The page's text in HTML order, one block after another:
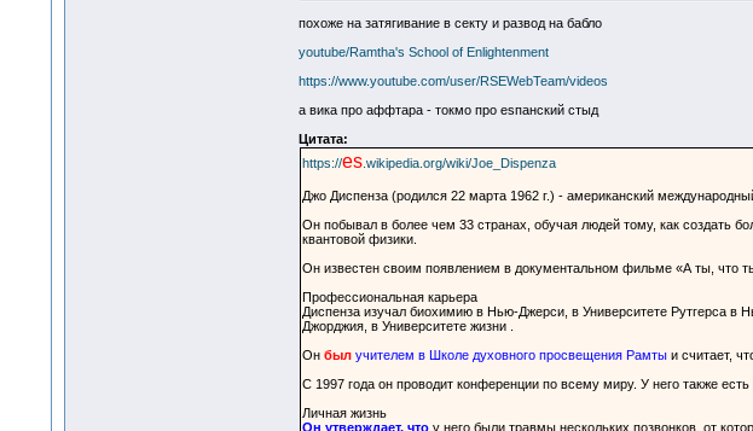
похоже на затягивание в секту и развод на бабло
youtube/Ramtha's School of Enlightenment
https://www.youtube.com/user/RSEWebTeam/videos
а вика про аффтара - токмо про esпанский стыд
Цитата:
https://es.wikipedia.org/wiki/Joe_Dispenza
Джо Диспенза (родился 22 марта 1962 г.) - американский
Он побывал в более чем 33 странах, обучая людей тому, как создать
квантовой физики.
Он известен своим появлением в документальном фильме «А ты, что
Профессиональная карьера
Диспенза изучал биохимию в Нью-Джерси, в Университете Рутгерса в
Джорджия, в Университете жизни .
Он был учителем в Школе духовного просвещения Рамтыи считает,
С 1997 года он проводит конференции по всему миру. У него также есть
Личная жизнь
Он утверждает, чтоу него были травмы нескольких позвонков, от